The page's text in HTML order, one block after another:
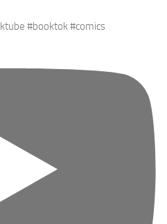
#booktok #comics